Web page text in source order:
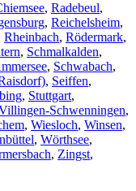
, Radebeul,
, Reichelsheim,
Rheinbach, Rödermark,
, Schmalkalden,
, Schwabach,
, Seiffen,
, Stuttgart,
Schwenningen,
, Wiesloch, Winsen,
, Wörthsee,
, Zingst,